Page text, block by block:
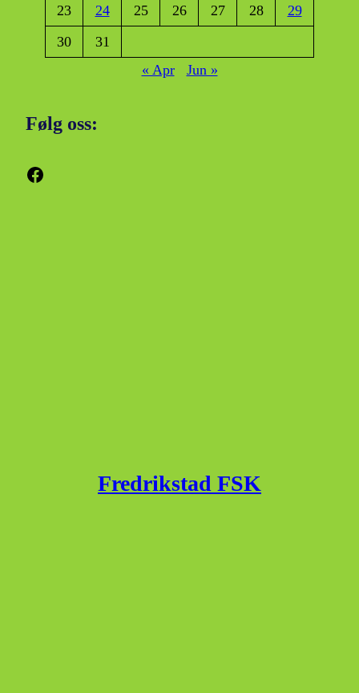
23
24 25 26 27 28
29
30
31
« Apr
Jun »
Følg oss:
Facebook
Fredrikstad FSK